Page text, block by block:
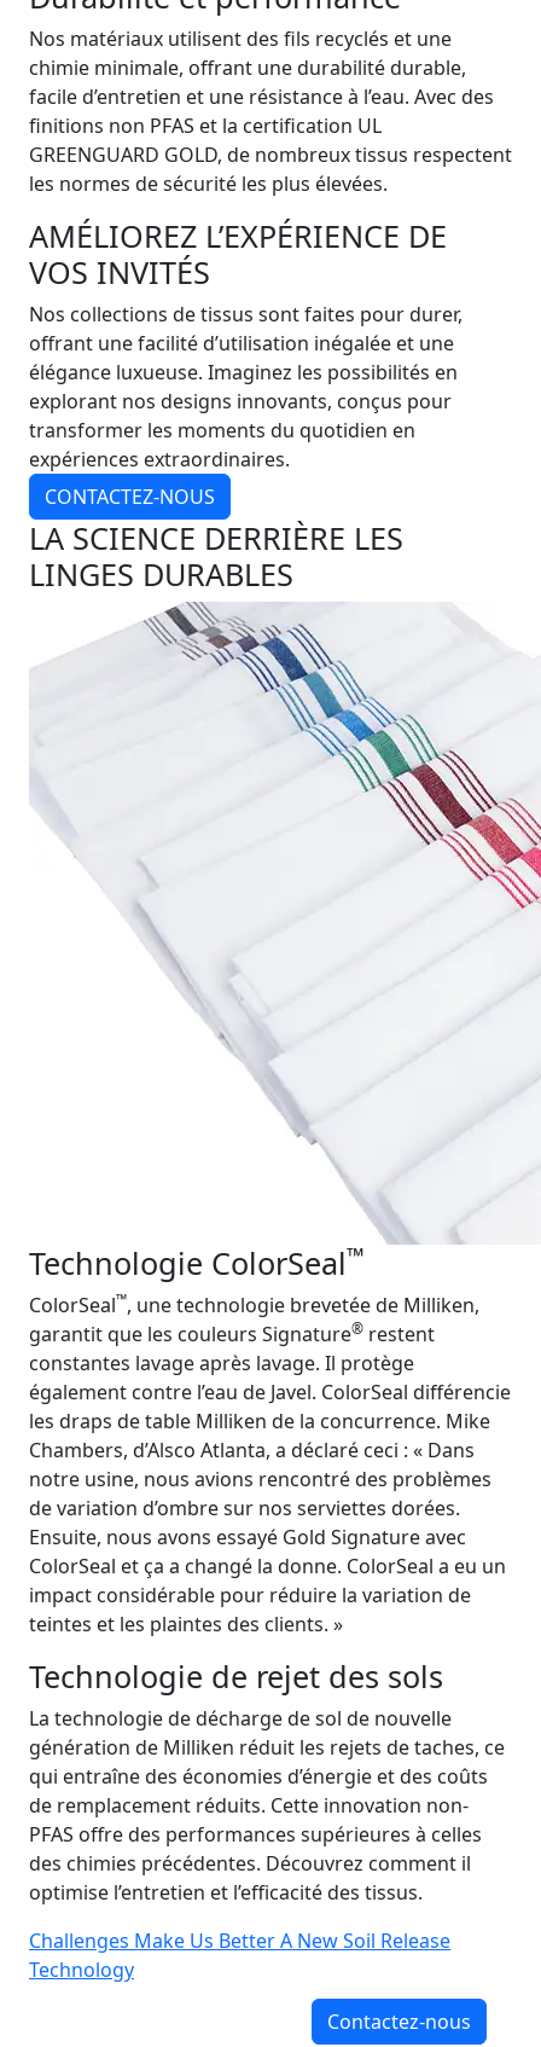
Nos matériaux utilisent des fils recyclés et une
chimie minimale, offrant une durabilité durable,
facile d’entretien et une résistance à l’eau. Avec des
finitions non PFAS et la certification UL
GREENGUARD GOLD, de nombreux tissus respectent
les normes de sécurité les plus élevées.
AMÉLIOREZ L’EXPÉRIENCE DE
VOS INVITÉS
Nos collections de tissus sont faites pour durer,
offrant une facilité d’utilisation inégalée et une
élégance luxueuse. Imaginez les possibilités en
explorant nos designs innovants, conçus pour
transformer les moments du quotidien en
expériences extraordinaires.
CONTACTEZ-NOUS
LA SCIENCE DERRIÈRE LES
LINGES DURABLES
Technologie ColorSeal™
ColorSeal™, une technologie brevetée de Milliken,
garantit que les couleurs Signature® restent
constantes lavage après lavage. Il protège
également contre l’eau de Javel. ColorSeal différencie
les draps de table Milliken de la concurrence. Mike
Chambers, d’Alsco Atlanta, a déclaré ceci : « Dans
notre usine, nous avions rencontré des problèmes
de variation d’ombre sur nos serviettes dorées.
Ensuite, nous avons essayé Gold Signature avec
ColorSeal et ça a changé la donne. ColorSeal a eu un
impact considérable pour réduire la variation de
teintes et les plaintes des clients. »
Technologie de rejet des sols
La technologie de décharge de sol de nouvelle
génération de Milliken réduit les rejets de taches, ce
qui entraîne des économies d’énergie et des coûts
de remplacement réduits. Cette innovation non-
PFAS offre des performances supérieures à celles
des chimies précédentes. Découvrez comment il
optimise l’entretien et l’efficacité des tissus.
Challenges Make Us Better A New Soil Release
Technology
Contactez-nous